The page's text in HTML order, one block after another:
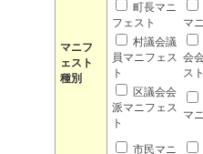
マニフ
ェスト
種別
町長マニ
フェスト
マ
村議会議
員マニフェス
ト
会
スト
区議会会
派マニフェス
ト
マ
市民マニ